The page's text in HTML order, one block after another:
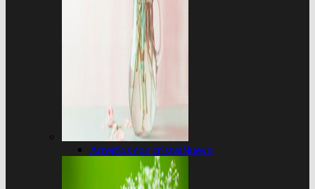
Arreglos con cristal